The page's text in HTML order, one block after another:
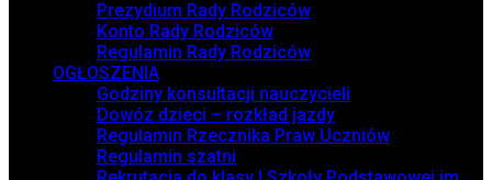
Prezydium Rady Rodziców
Konto Rady Rodziców
Regulamin Rady Rodziców
OGŁOSZENIA
Godziny konsultacji nauczycieli
Dowóz dzieci – rozkład jazdy
Regulamin Rzecznika Praw Uczniów
Regulamin szatni